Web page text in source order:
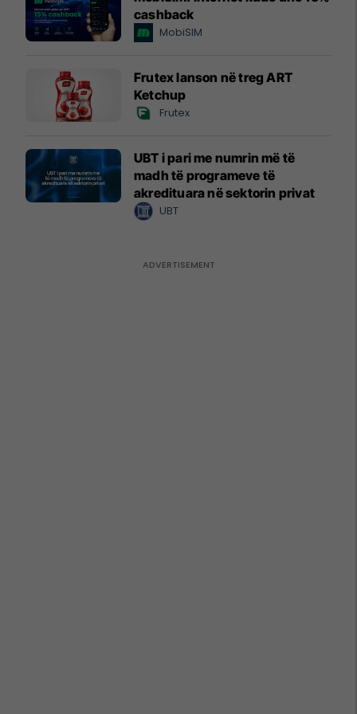
cashback
MobiSIM
Frutex lanson në treg ART
Ketchup
Frutex
UBT i pari me numrin më të
madh të programeve të
akredituara në sektorin privat
UBT